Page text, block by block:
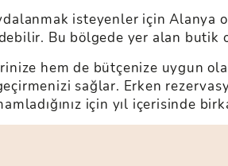
isteyenler için
Bu bölgede yer alan
hem de bütçenize uygun
sağlar. Erken
için yıl içerisinde